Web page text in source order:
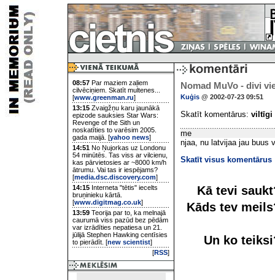
08:57 Par maziem zaļiem
cilvēciņiem. Skatīt multenes...
[www.greenman.ru]
13:15 Zvaigžņu karu jaunākā
epizode sauksies Star Wars:
Revenge of the Sith un
noskatīties to varēsim 2005.
gada maijā. [yahoo news]
14:51 No Ņujorkas uz Londonu
54 minūtēs. Tas viss ar vilcienu,
kas pārvietosies ar ~8000 km/h
ātrumu. Vai tas ir iespējams?
[media.dsc.discovery.com]
14:15 Interneta "tētis" iecelts
bruņinieku kārtā.
[www.digitmag.co.uk]
13:59 Teorija par to, ka melnajā
caurumā viss pazūd bez pēdām
var izrādīties nepatiesa un 21.
jūlijā Stephen Hawking centīsies
to pierādīt. [new scientist]
[RSS]
Nomad MuVo - divi
Kuģis @ 2002-07-23 09:51
Skatīt komentārus: viltīgi
me
njaa, nu latvijaa jau buus
Skatīt visus komentārus
Kā tevi
Kāds tev
Un ko